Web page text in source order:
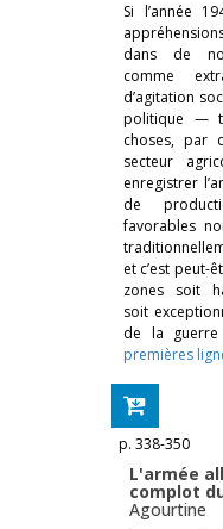
Si l’année
dans de
comme
d’agitation
politique —
choses, par
secteur
enregistrer
de
favorables
et c’est peut-
zones soit
soit
de la
premières
p. 338-350
L'armée
complot
Agourtine